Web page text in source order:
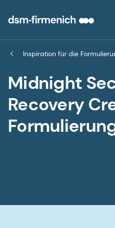
Inspiration für die
Midnight
Recovery